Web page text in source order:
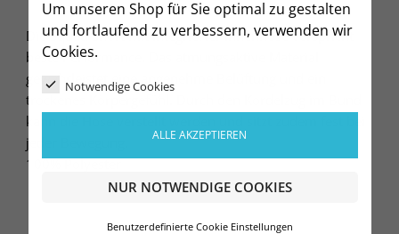
Um unseren Shop für Sie optimal zu gestalten
und fortlaufend zu verbessern, verwenden wir
Cookies.
Notwendige Cookies
ALLE AKZEPTIEREN
NUR NOTWENDIGE COOKIES
Benutzerdefinierte Cookie Einstellungen
Die Squad Short mit integrierter Innenhose verspricht
beste Performance. Das atmungsaktive Material
gewährleistet eine angenehme Belüftung und ein
trockenes Körpergefühl. Durch den Kordelzug im Bund
kann die Hose verstellt werden und sitzt zudem fest bei
jeder Bewegung.
100% Polyester